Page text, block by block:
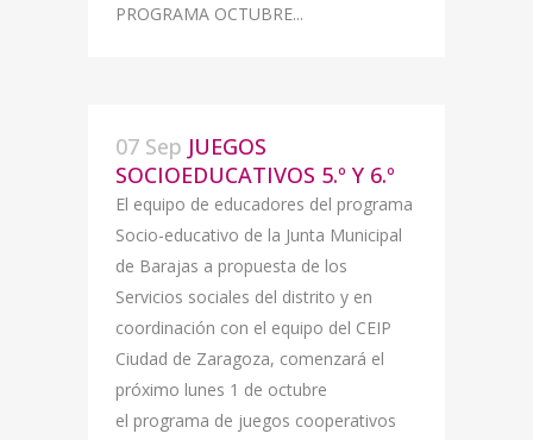
PROGRAMA OCTUBRE...
07 Sep JUEGOS
SOCIOEDUCATIVOS 5.º Y 6.º
El equipo de educadores del programa
Socio-educativo de la Junta Municipal
de Barajas a propuesta de los
Servicios sociales del distrito y en
coordinación con el equipo del CEIP
Ciudad de Zaragoza, comenzará el
próximo lunes 1 de octubre
el programa de juegos cooperativos